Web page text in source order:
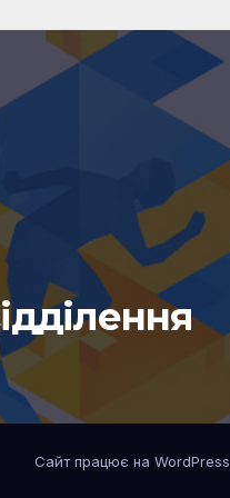
Сайт працює на WordPress